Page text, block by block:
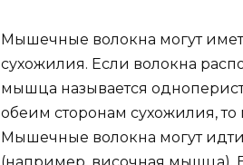
Мышечные волокна могут
сухожилия. Если волокна
мышца называется
обеим сторонам сухожилия,
Мышечные волокна могут